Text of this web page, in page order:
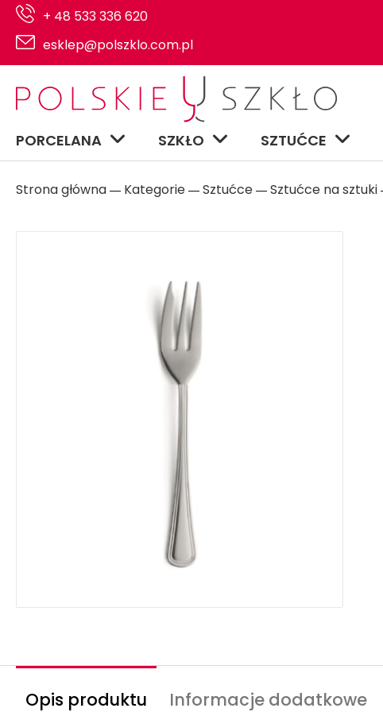
+ 48 533 336 620
esklep@polszklo.com.pl
PORCELANA SZKŁO SZTUĆCE
Strona główna ― Kategorie ― Sztućce ― Sztućce na sztuki
Opis produktu Informacje dodatkowe